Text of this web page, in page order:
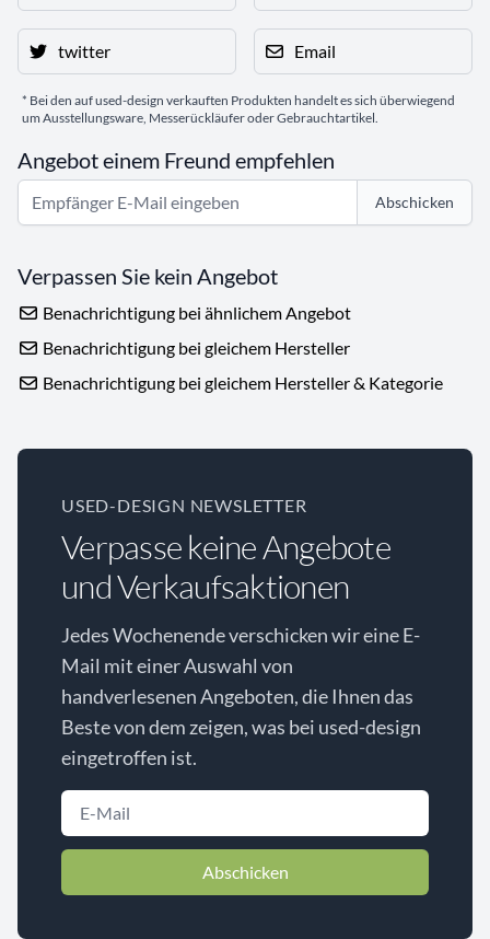
twitter Email
* Bei den auf used-design verkauften Produkten handelt es sich überwiegend
um Ausstellungsware, Messerückläufer oder Gebrauchtartikel.
Angebot einem Freund empfehlen
Abschicken
Verpassen Sie kein Angebot
Benachrichtigung bei ähnlichem Angebot
Benachrichtigung bei gleichem Hersteller
Benachrichtigung bei gleichem Hersteller & Kategorie
USED-DESIGN NEWSLETTER
Verpasse keine Angebote
und Verkaufsaktionen
Jedes Wochenende verschicken wir eine E-
Mail mit einer Auswahl von
handverlesenen Angeboten, die Ihnen das
Beste von dem zeigen, was bei used-design
eingetroffen ist.
Abschicken